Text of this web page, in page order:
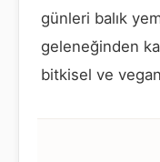
günleri balık
geleneğinden
bitkisel ve